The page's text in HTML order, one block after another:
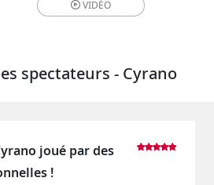
VIDÉO
spectateurs - Cyrano
joué par des
!